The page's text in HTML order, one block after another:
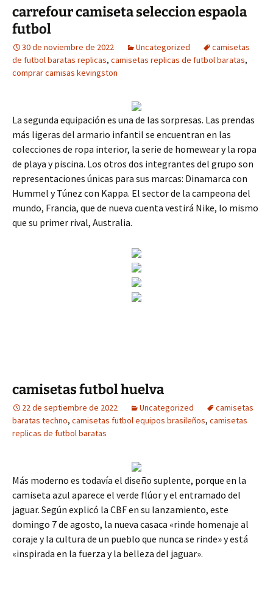
carrefour camiseta seleccion espaola
futbol
30 de noviembre de 2022 Uncategorized
camisetas
de futbol baratas replicas, camisetas replicas de futbol baratas,
comprar camisas kevingston
La segunda equipación es una de las sorpresas. Las prendas
más ligeras del armario infantil se encuentran en las
colecciones de ropa interior, la serie de homewear y la ropa
de playa y piscina. Los otros dos integrantes del grupo son
representaciones únicas para sus marcas: Dinamarca con
Hummel y Túnez con Kappa. El sector de la campeona del
mundo, Francia, que de nueva cuenta vestirá Nike, lo mismo
que su primer rival, Australia.
camisetas futbol huelva
22 de septiembre de 2022 Uncategorized
camisetas
baratas techno, camisetas futbol equipos brasileños, camisetas
replicas de futbol baratas
Más moderno es todavía el diseño suplente, porque en la
camiseta azul aparece el verde flúor y el entramado del
jaguar. Según explicó la CBF en su lanzamiento, este
domingo 7 de agosto, la nueva casaca «rinde homenaje al
coraje y la cultura de un pueblo que nunca se rinde» y está
«inspirada en la fuerza y la belleza del jaguar».